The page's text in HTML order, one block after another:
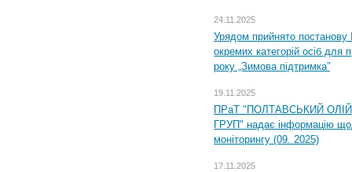
24.11.2025
Урядом прийнято постанову
окремих категорій осіб для
року „Зимова підтримка”
19.11.2025
ПРаТ "ПОЛТАВСЬКИЙ
ГРУП" надає інформацію
моніторингу (09. 2025)
17.11.2025